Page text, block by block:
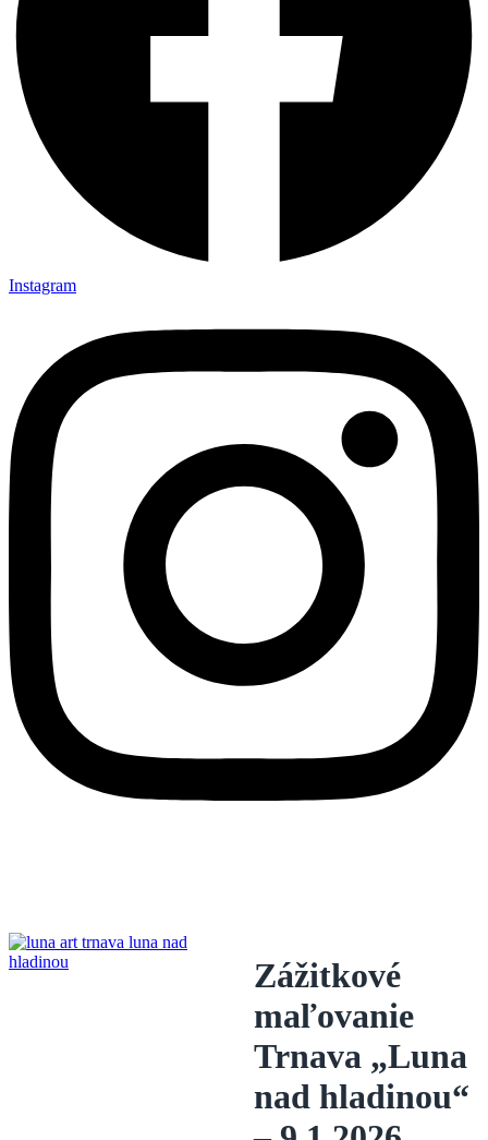
Instagram
Zážitkové
maľovanie
Trnava „Luna
nad hladinou“